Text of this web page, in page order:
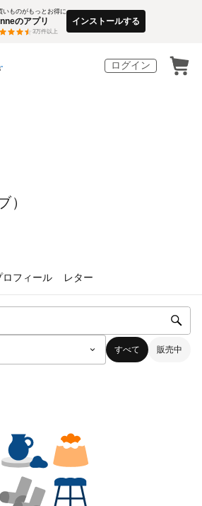
いものがもっとお得に
のアプリ
3万件以上
インストールする
ログイン
）
ロフィール レター
すべて 販売中